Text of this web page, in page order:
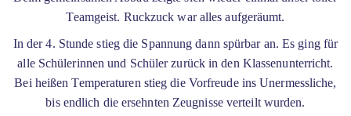
Teamgeist. Ruckzuck war alles aufgeräumt.
In der 4. Stunde stieg die Spannung dann spürbar an. Es ging für
alle Schülerinnen und Schüler zurück in den Klassenunterricht.
Bei heißen Temperaturen stieg die Vorfreude ins Unermessliche,
bis endlich die ersehnten Zeugnisse verteilt wurden.